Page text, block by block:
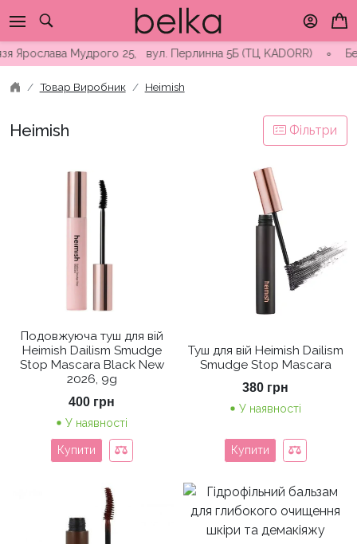
to
content
Мудрого 25, вул. Перлинна 5Б (ТЦ KADORR) ∘
Товар Виробник Heimish
Heimish Фільтри
Подовжуюча туш для вій
Heimish Dailism Smudge
Stop Mascara Black New
2026, 9g
400 грн
У наявності
Купити
Туш для вій Heimish Dailism
Smudge Stop Mascara
380 грн
У наявності
Купити